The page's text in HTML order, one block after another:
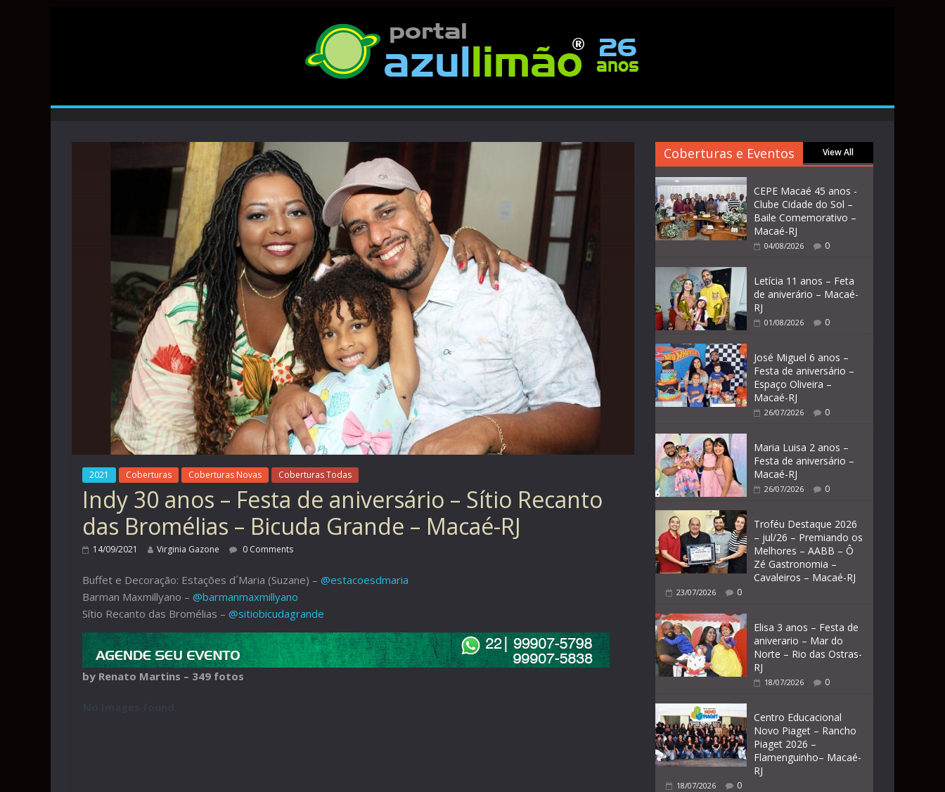
2021 Coberturas Coberturas Novas Coberturas Todas
Indy 30 anos – Festa de aniversário – Sítio Recanto
das Bromélias – Bicuda Grande – Macaé-RJ
14/09/2021 Virginia Gazone 0 Comments
Buffet e Decoração: Estações d´Maria (Suzane) – @estacoesdmaria
Barman Maxmillyano – @barmanmaxmillyano
Sítio Recanto das Bromélias – @sitiobicudagrande
by Renato Martins – 349 fotos
Coberturas e Eventos View All
CEPE Macaé 45 anos -
Clube Cidade do Sol –
Baile Comemorativo –
Macaé-RJ
04/08/2026 0
Letícia 11 anos – Feta
de aniverário – Macaé-
RJ
01/08/2026 0
José Miguel 6 anos –
Festa de aniversário –
Espaço Oliveira –
Macaé-RJ
26/07/2026 0
Maria Luisa 2 anos –
Festa de aniversário –
Macaé-RJ
26/07/2026 0
Troféu Destaque 2026
– jul/26 – Premiando os
Melhores – AABB – Ô
Zé Gastronomia –
Cavaleiros – Macaé-RJ
23/07/2026 0
Elisa 3 anos – Festa de
aniverario – Mar do
Norte – Rio das Ostras-
RJ
18/07/2026 0
Centro Educacional
Novo Piaget – Rancho
Piaget 2026 –
Flamenguinho– Macaé-
RJ
18/07/2026 0